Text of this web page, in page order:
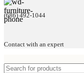
(686) 492-1044
Contact with an expert